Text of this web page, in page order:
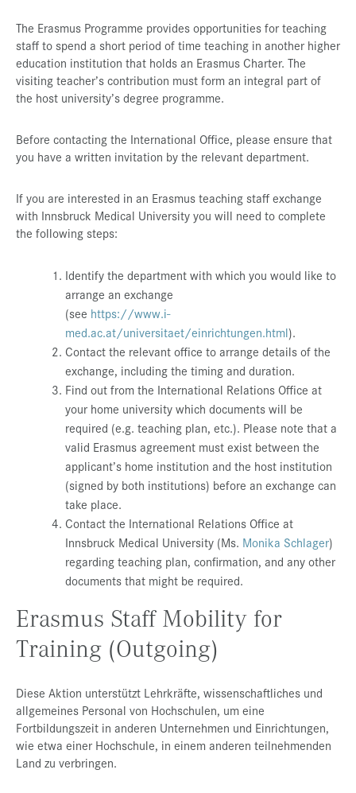
The Erasmus Programme provides opportunities for teaching
staff to spend a short period of time teaching in another higher
education institution that holds an Erasmus Charter. The
visiting teacher’s contribution must form an integral part of
the host university’s degree programme.
Before contacting the International Office, please ensure that
you have a written invitation by the relevant department.
If you are interested in an Erasmus teaching staff exchange
with Innsbruck Medical University you will need to complete
the following steps:
Identify the department with which you would like to
arrange an exchange
(see https://www.i-
med.ac.at/universitaet/einrichtungen.html).
Contact the relevant office to arrange details of the
exchange, including the timing and duration.
Find out from the International Relations Office at
your home university which documents will be
required (e.g. teaching plan, etc.). Please note that a
valid Erasmus agreement must exist between the
applicant’s home institution and the host institution
(signed by both institutions) before an exchange can
take place.
Contact the International Relations Office at
Innsbruck Medical University (Ms. Monika Schlager)
regarding teaching plan, confirmation, and any other
documents that might be required.
Erasmus Staff Mobility for
Training (Outgoing)
Diese Aktion unterstützt Lehrkräfte, wissenschaftliches und
allgemeines Personal von Hochschulen, um eine
Fortbildungszeit in anderen Unternehmen und Einrichtungen,
wie etwa einer Hochschule, in einem anderen teilnehmenden
Land zu verbringen.